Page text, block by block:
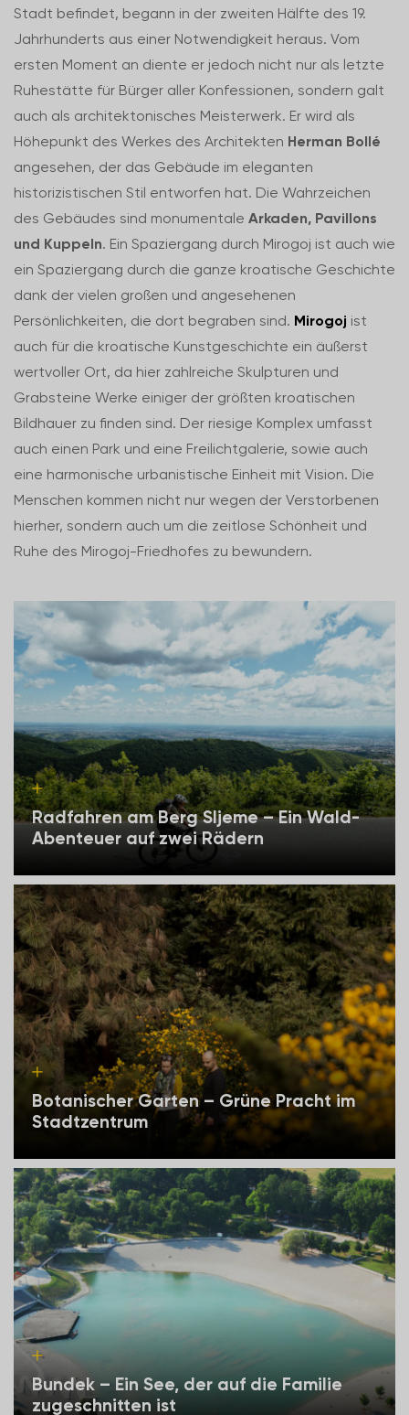
Stadt befindet, begann in der zweiten Hälfte des 19.
Jahrhunderts aus einer Notwendigkeit heraus. Vom
ersten Moment an diente er jedoch nicht nur als letzte
Ruhestätte für Bürger aller Konfessionen, sondern galt
auch als architektonisches Meisterwerk. Er wird als
Höhepunkt des Werkes des Architekten Herman Bollé
angesehen, der das Gebäude im eleganten
historizistischen Stil entworfen hat. Die Wahrzeichen
des Gebäudes sind monumentale Arkaden, Pavillons
und Kuppeln. Ein Spaziergang durch Mirogoj ist auch wie
ein Spaziergang durch die ganze kroatische Geschichte
dank der vielen großen und angesehenen
Persönlichkeiten, die dort begraben sind. Mirogoj ist
auch für die kroatische Kunstgeschichte ein äußerst
wertvoller Ort, da hier zahlreiche Skulpturen und
Grabsteine Werke einiger der größten kroatischen
Bildhauer zu finden sind. Der riesige Komplex umfasst
auch einen Park und eine Freilichtgalerie, sowie auch
eine harmonische urbanistische Einheit mit Vision. Die
Menschen kommen nicht nur wegen der Verstorbenen
hierher, sondern auch um die zeitlose Schönheit und
Ruhe des Mirogoj-Friedhofes zu bewundern.
Radfahren am Berg Sljeme – Ein Wald-
Abenteuer auf zwei Rädern
Botanischer Garten – Grüne Pracht im
Stadtzentrum
Bundek – Ein See, der auf die Familie
zugeschnitten ist